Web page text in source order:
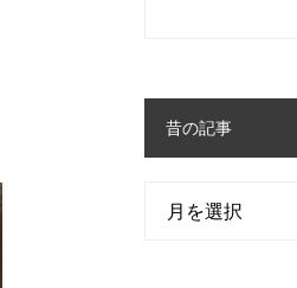
昔の記事
月を選択